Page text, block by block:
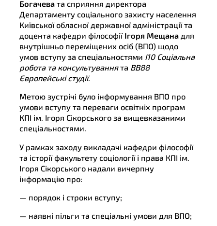
Богачева та сприяння директора
Департаменту соціального захисту населення
Київської обласної державної адміністрації та
доцента кафедри філософії Ігоря Мещана для
внутрішньо переміщених осіб (ВПО) щодо
умов вступу за спеціальностями І10 Соціальна
робота та консультуваннята BВ88
Європейські студії.
Метою зустрічі було інформування ВПО про
умови вступу та переваги освітніх програм
КПІ ім. Ігоря Сікорського за вищевказаними
спеціальностями.
У рамках заходу викладачі кафедри філософії
та історії факультету соціології і права КПІ ім.
Ігоря Сікорського надали вичерпну
інформацію про:
— порядок і строки вступу;
— наявні пільги та спеціальні умови для ВПО;